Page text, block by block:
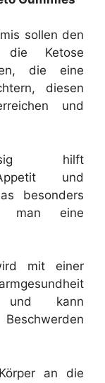
sollen den
Ketose
die eine
diesen
und
hilft
und
besonders
man eine
mit einer
und kann
an die